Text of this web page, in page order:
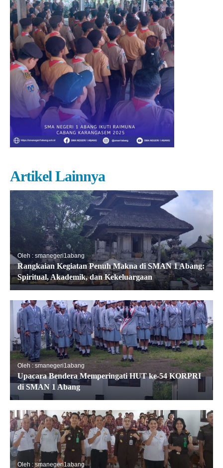
Artikel Lainnya
Oleh : smanegeri1abang
Rangkaian Kegiatan Penuh Makna di SMAN 1 Abang:
Spiritual, Akademik, dan Kekeluargaan
Oleh : smanegeri1abang
Upacara Bendera Memperingati HUT ke-54 KORPRI
di SMAN 1 Abang
Oleh : smanegeri1abang